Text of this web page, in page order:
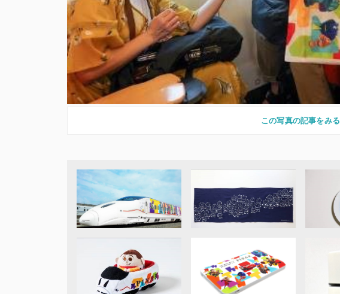
この写真の記事をみる